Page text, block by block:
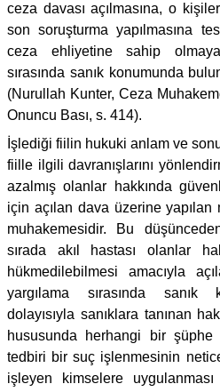
ceza davası açılmasına, o
son soruşturma yapılmasına
ceza ehliyetine sahip
sırasında sanık konumunda
(Nurullah Kunter, Ceza
Onuncu Bası, s. 414).
İşlediği fiilin hukuki anlam ve
fiille ilgili davranışlarını
azalmış olanlar hakkında
için açılan dava üzerine
muhakemesidir. Bu
sırada akıl hastası olanlar
hükmedilebilmesi amacıyla
yargılama sırasında sanık
dolayısıyla sanıklara tanınan
hususunda herhangi bir
tedbiri bir suç işlenmesinin
işleyen kimselere